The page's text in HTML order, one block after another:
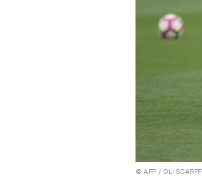
© AFP / OLI SCARFF